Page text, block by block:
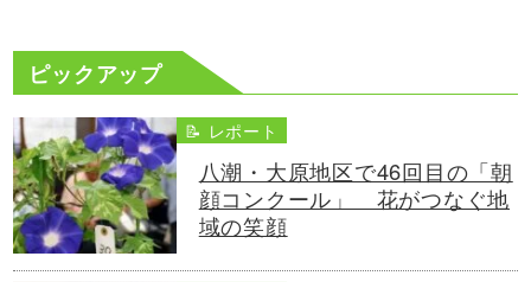
ピックアップ
📝 レポート
八潮・大原地区で46回目の「朝
顔コンクール」 花がつなぐ地
域の笑顔